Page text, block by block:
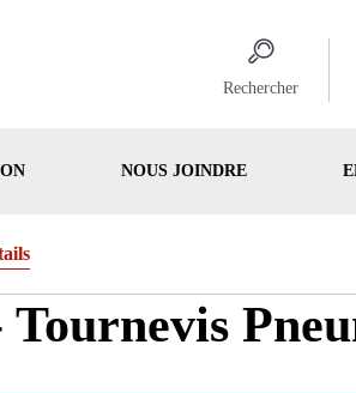
Rechercher
NOUS JOINDRE
Tournevis